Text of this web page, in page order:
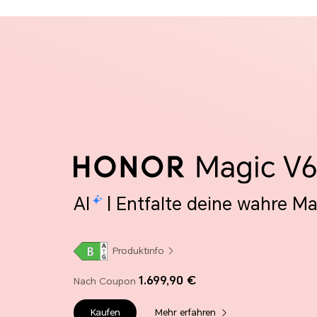
AI | Entfalte deine wahre
Produktinfo
Nach Coupon 1.699,90 €
Kaufen Mehr erfahren